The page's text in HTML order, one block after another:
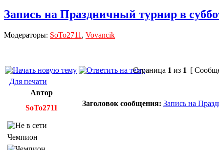
Запись на Праздничный турнир в
Модераторы: SoTo2711 , Vovancik
Страница 1 из 1 [
Для печати
Автор
SoTo2711
Заголовок сообщения: Запись на
Чемпион